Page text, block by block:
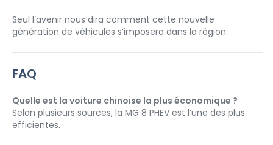
Seul l’avenir nous dira comment cette nouvelle
génération de véhicules s’imposera dans la région.
FAQ
Quelle est la voiture chinoise la plus économique ?
Selon plusieurs sources, la MG 8 PHEV est l’une des plus
efficientes.